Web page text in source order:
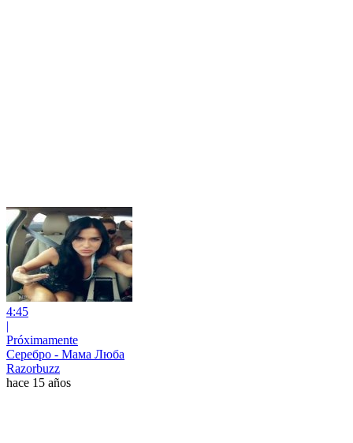
4:45
|
Próximamente
Серебро - Мама Люба
Razorbuzz
hace 15 años